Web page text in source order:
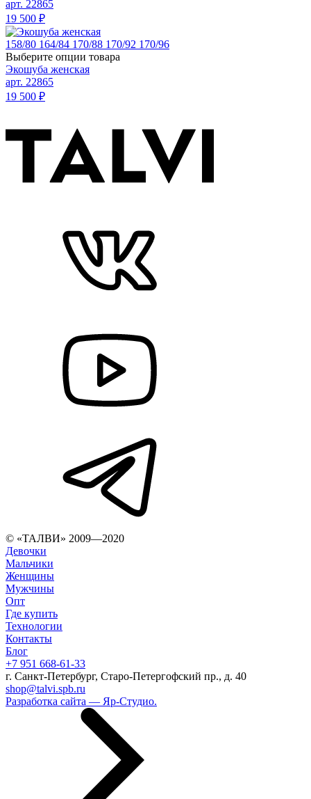
арт. 22865
19 500 ₽
158/80 164/84 170/88 170/92 170/96
Выберите опции товара
Экошуба женская
арт. 22865
19 500 ₽
© «ТАЛВИ» 2009—2020
Девочки
Мальчики
Женщины
Мужчины
Опт
Где купить
Технологии
Контакты
Блог
+7 951 668-61-33
г. Санкт-Петербург, Старо-Петергофский пр., д. 40
shop@talvi.spb.ru
Разработка сайта — Яр-Студио.